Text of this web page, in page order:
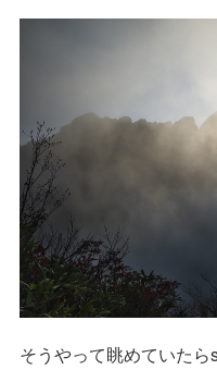
そうやって眺めていた